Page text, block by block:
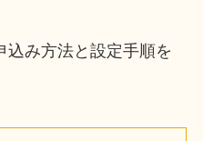
込み方法と設定手順を